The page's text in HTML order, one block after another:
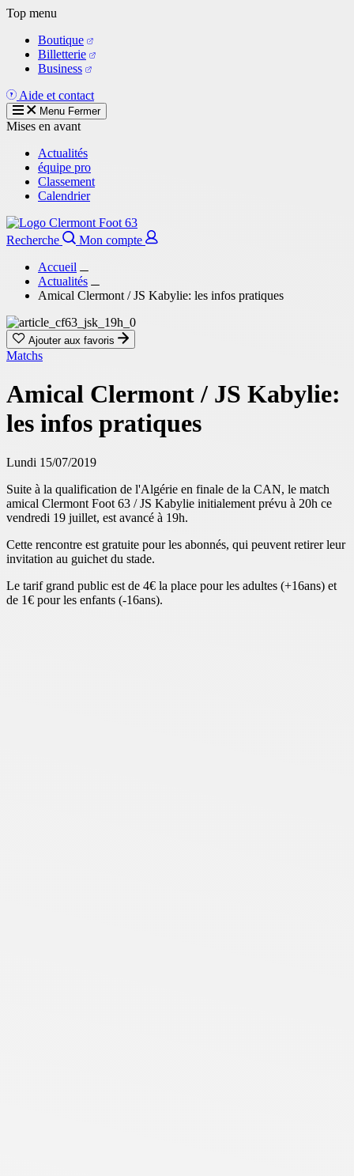
Aller
contenu
principal
Top menu
Boutique
Billetterie
Business
Aide et contact
Menu Fermer
Mises en avant
Actualités
équipe pro
Classement
Calendrier
Recherche
Mon compte
Accueil
Actualités
Amical Clermont / JS Kabylie: les infos pratiques
Ajouter aux favoris
Matchs
Amical Clermont / JS Kabylie:
les infos pratiques
Lundi 15/07/2019
Suite à la qualification de l'Algérie en finale de la CAN, le match
amical Clermont Foot 63 / JS Kabylie initialement prévu à 20h ce
vendredi 19 juillet, est avancé à 19h.
Cette rencontre est gratuite pour les abonnés, qui peuvent retirer leur
invitation au guichet du stade.
Le tarif grand public est de 4€ la place pour les adultes (+16ans) et
de 1€ pour les enfants (-16ans).